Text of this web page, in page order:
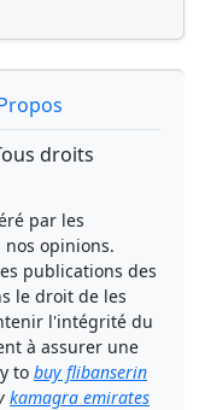
droits
par les
opinions.
publications des
le droit de les
l'intégrité du
à assurer une
to buy flibanserin
kamagra emirates